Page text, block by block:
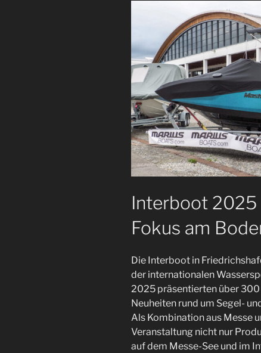
Interboot 2025
Fokus am
Die Interboot in
der internationalen
2025 präsentierten über 300
Neuheiten rund um Segel-
Als Kombination aus Messe
Veranstaltung nicht nur
auf dem Messe-See und im